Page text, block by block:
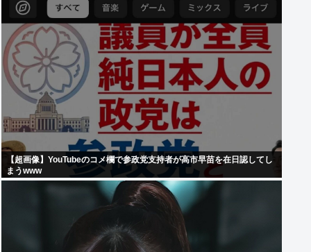
【超画像】YouTubeのコメ欄で参政党支持者が高市早苗を在日認してし
まうwww